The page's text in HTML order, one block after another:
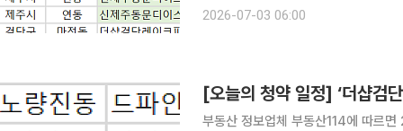
성남시 ‘e편한세상분당퍼스트빌리지
2026-07-03 06:00
[오늘의 청약 일정] ‘더샵검
부동산 정보업체 부동산114에 따르면